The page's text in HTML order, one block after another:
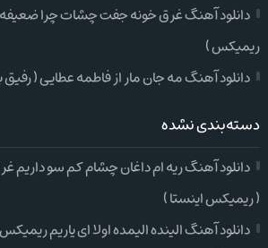
دانلود آهنگ غرق خونه جفت چشات چرا
ریمیکس )
دانلود آهنگ مه جان مار از فاطمه عطایی (
دسته‌بندی نشده
دانلود آهنگ ریه ام داغان چشام کم سو
( ریمیکس اینستا )
دانلود آهنگ الینده الیمده اولا ای یاریم